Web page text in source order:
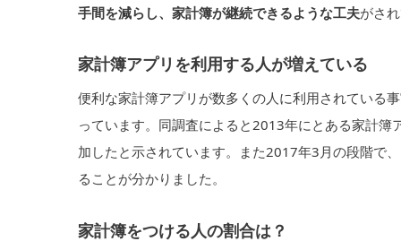
手間を減らし、家計簿が継続できるような工夫がされ
家計簿アプリを利用する人が増えている
便利な家計簿アプリが数多くの人に利用されている
っています。同調査によると2013年にとある家計
加したと示されています。また2017年3月の段階で
ることが分かりました。
家計簿をつける人の割合は？